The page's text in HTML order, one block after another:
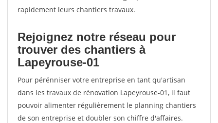
rapidement leurs chantiers travaux.
Rejoignez notre réseau pour
trouver des chantiers à
Lapeyrouse-01
Pour pérénniser votre entreprise en tant qu'artisan
dans les travaux de rénovation Lapeyrouse-01, il faut
pouvoir alimenter régulièrement le planning chantiers
de son entreprise et doubler son chiffre d'affaires.